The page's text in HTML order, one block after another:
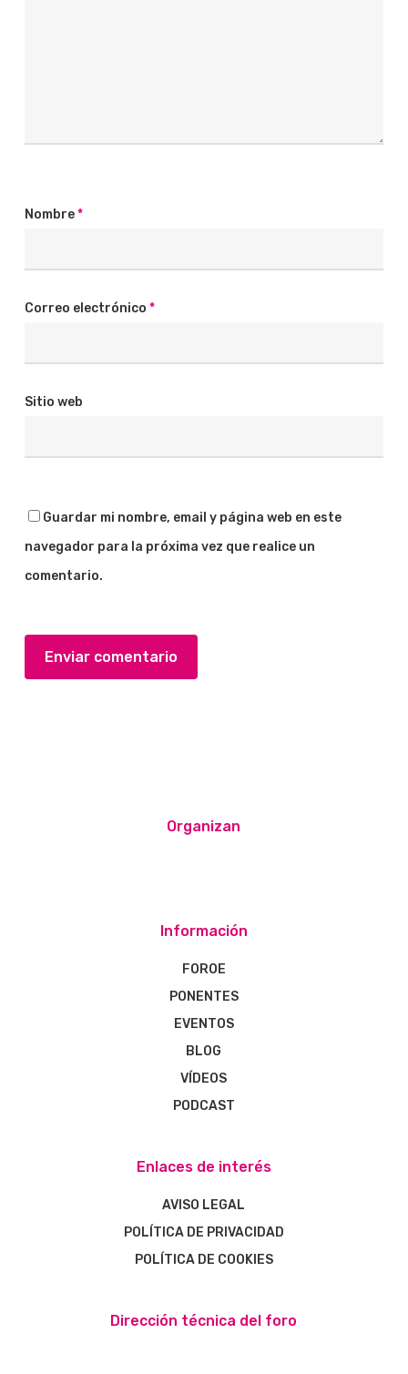
Nombre*
Correo electrónico *
Sitio web
Guardar mi nombre, email y página web en este
navegador para la próxima vez que realice un
comentario.
Organizan
Información
FOROE
PONENTES
EVENTOS
BLOG
VÍDEOS
PODCAST
Enlaces de interés
AVISO LEGAL
POLÍTICA DE PRIVACIDAD
POLÍTICA DE COOKIES
Dirección técnica del foro